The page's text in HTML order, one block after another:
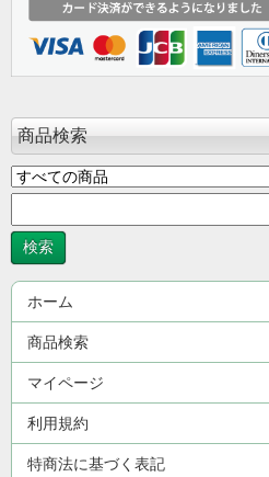
商品検索
ホーム
商品検索
マイページ
利用規約
特商法に基づく表記